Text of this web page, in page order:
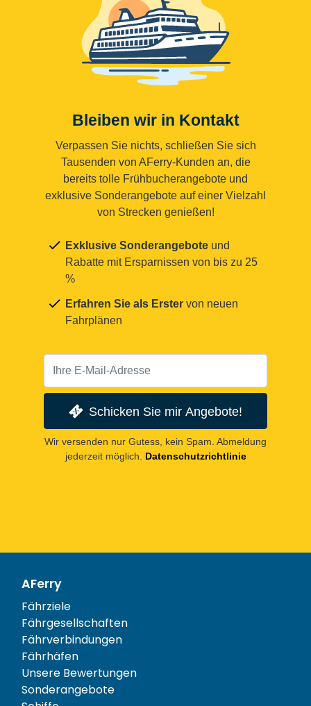
Bleiben wir in Kontakt
Verpassen Sie nichts, schließen Sie sich
Tausenden von AFerry-Kunden an, die
bereits tolle Frühbucherangebote und
exklusive Sonderangebote auf einer Vielzahl
von Strecken genießen!
Exklusive Sonderangebote und
Rabatte mit Ersparnissen von bis zu 25
%
Erfahren Sie als Erster von neuen
Fahrplänen
Schicken Sie mir Angebote!
Wir versenden nur Gutess, kein Spam. Abmeldung
jederzeit möglich.
Datenschutzrichtlinie
AFerry
Fährziele
Fährgesellschaften
Fährverbindungen
Fährhäfen
Unsere Bewertungen
Sonderangebote